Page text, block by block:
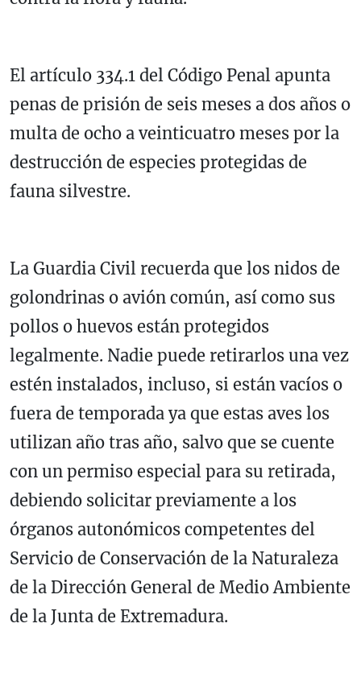
El artículo 334.1 del Código Penal apunta
penas de prisión de seis meses a dos años o
multa de ocho a veinticuatro meses por la
destrucción de especies protegidas de
fauna silvestre.
La Guardia Civil recuerda que los nidos de
golondrinas o avión común, así como sus
pollos o huevos están protegidos
legalmente. Nadie puede retirarlos una vez
estén instalados, incluso, si están vacíos o
fuera de temporada ya que estas aves los
utilizan año tras año, salvo que se cuente
con un permiso especial para su retirada,
debiendo solicitar previamente a los
órganos autonómicos competentes del
Servicio de Conservación de la Naturaleza
de la Dirección General de Medio Ambiente
de la Junta de Extremadura.